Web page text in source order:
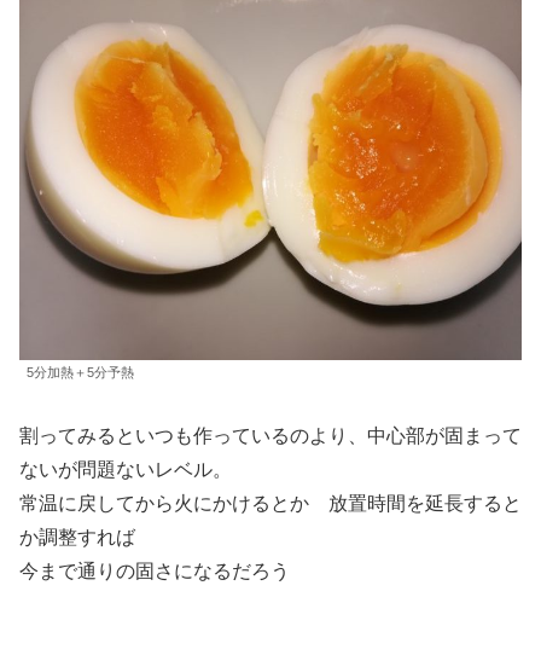
5分加熱＋5分予熱
割ってみるといつも作っているのより、中心部が固まって
ないが問題ないレベル。
常温に戻してから火にかけるとか 放置時間を延長すると
か調整すれば
今まで通りの固さになるだろう